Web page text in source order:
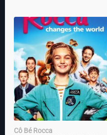
Cô Bé Rocca